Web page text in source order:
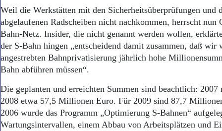
Kontakt
Impressum
Datenschutz
Weil die Werkstätten mit den Sicherheitsüberprüfungen und
abgelaufenen Radscheiben nicht nachkommen, herrscht nun
Bahn-Netz. Insider, die nicht genannt werden wollen,
der S-Bahn hingen „entscheidend damit zusammen, daß wir
angestrebten Bahnprivatisierung jährlich hohe
Bahn abführen müssen“.
Die geplanten und erreichten Summen sind beachtlich:
2008 etwa 57,5 Millionen Euro. Für 2009 sind 87,7
2006 wurde das Programm „Optimierung S-Bahnen“
Wartungsintervallen, einem Abbau von Arbeitsplätzen und